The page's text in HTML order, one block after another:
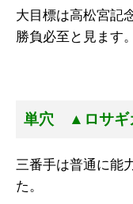
大目標は高松宮記
勝負必至と見ます。
単穴 ▲ロサギ
三番手は普通に能
た。